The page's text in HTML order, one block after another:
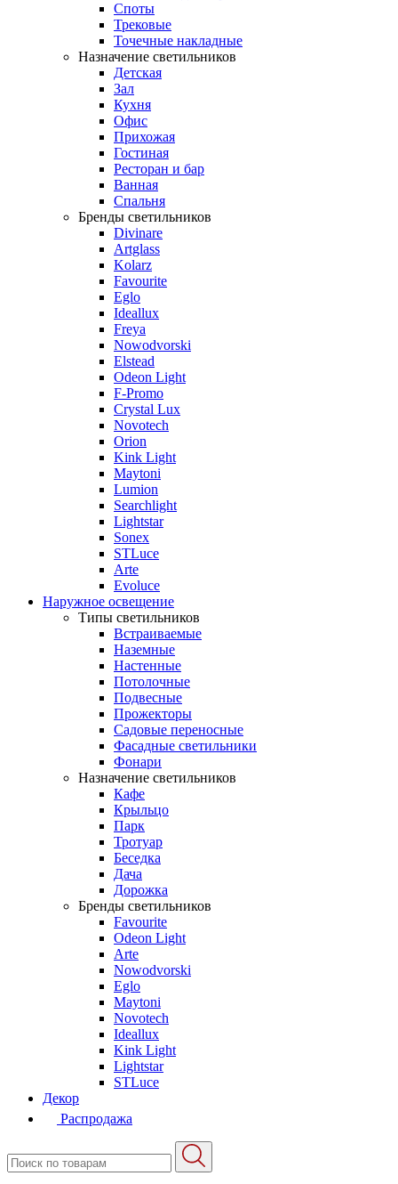
Споты
Трековые
Точечные накладные
Назначение светильников
Детская
Зал
Кухня
Офис
Прихожая
Гостиная
Ресторан и бар
Ванная
Спальня
Бренды светильников
Divinare
Artglass
Kolarz
Favourite
Eglo
Ideallux
Freya
Nowodvorski
Elstead
Odeon Light
F-Promo
Crystal Lux
Novotech
Orion
Kink Light
Maytoni
Lumion
Searchlight
Lightstar
Sonex
STLuce
Arte
Evoluce
Наружное освещение
Типы светильников
Встраиваемые
Наземные
Настенные
Потолочные
Подвесные
Прожекторы
Садовые переносные
Фасадные светильники
Фонари
Назначение светильников
Кафе
Крыльцо
Парк
Тротуар
Беседка
Дача
Дорожка
Бренды светильников
Favourite
Odeon Light
Arte
Nowodvorski
Eglo
Maytoni
Novotech
Ideallux
Kink Light
Lightstar
STLuce
Декор
Распродажа